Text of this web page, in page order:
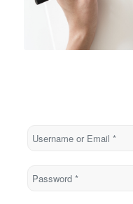
Username or Email
Password*